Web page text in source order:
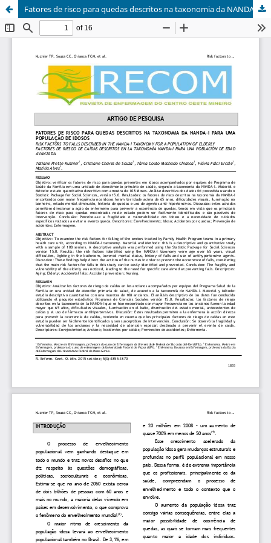
Fatores de risco para quedas descritos na taxonomia da NANDA-I para uma população de idosos